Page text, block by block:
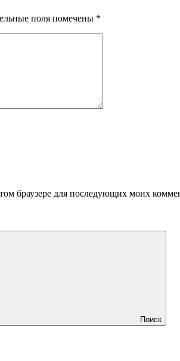
поля помечены *
браузере для последующих моих
Поиск